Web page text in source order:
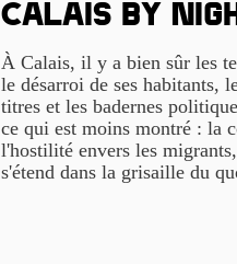
Calais by
À Calais, il y a bien sûr les
le désarroi de ses habitants,
titres et les badernes
ce qui est moins montré : la
l'hostilité envers les
s'étend dans la grisaille du